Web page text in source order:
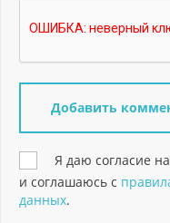
Я даю согласие
и соглашаюсь с
данных.